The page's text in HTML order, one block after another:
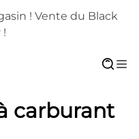
! Vente du Black
!
carburant